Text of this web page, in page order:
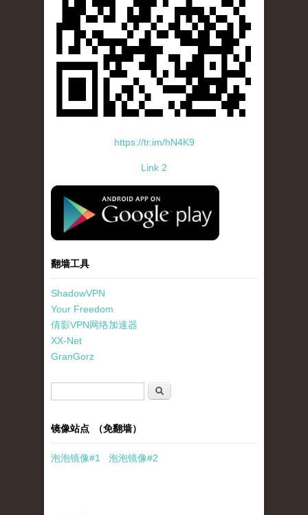
https://tr.im/hN4K9
Link 2
standard-icon-googleplay-app-store.png
翻墙工具
ShadowVPN
Your Freedom
倩影VPN网络加速器
XX-Net
GranGorz
搜索
镜像站点 （免翻墙）
泡泡镜像#1 泡泡镜像#2